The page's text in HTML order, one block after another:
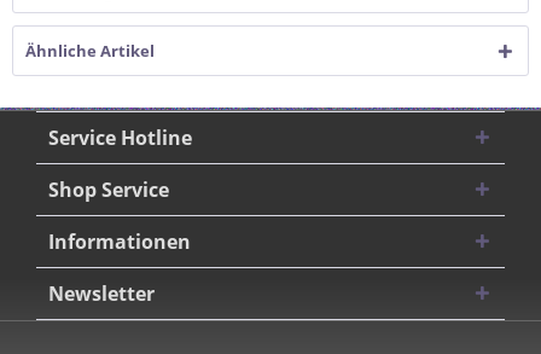
Ähnliche Artikel
Service Hotline
Shop Service
Informationen
Newsletter